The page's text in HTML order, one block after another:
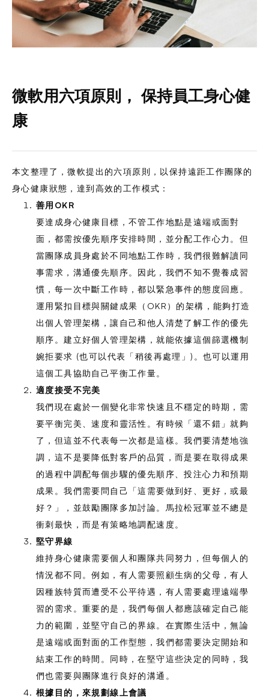
微軟用六項原則， 保持員工身心健
康
本文整理了，微軟提出的六項原則，以保持遠距工作團隊的
身心健康狀態，達到高效的工作模式：
善用OKR
要達成身心健康目標，不管工作地點是遠端或面對
面，都需按優先順序安排時間，並分配工作心力。但
當團隊成員身處於不同地點工作時，我們很難解讀同
事需求，溝通優先順序。因此，我們不知不覺養成習
慣，每一次中斷工作時，都以緊急事件的態度回應。
運用緊扣目標與關鍵成果（OKR）的架構，能夠打造
出個人管理架構，讓自己和他人清楚了解工作的優先
順序。建立好個人管理架構，就能依據這個篩選機制
婉拒要求 (也可以代表「稍後再處理」)。也可以運用
這個工具協助自己平衡工作量。
適度接受不完美
我們現在處於一個變化非常快速且不穩定的時期，需
要平衡完美、速度和靈活性。有時候「還不錯」就夠
了，但這並不代表每一次都是這樣。我們要清楚地強
調，這不是要降低對客戶的品質，而是要在取得成果
的過程中調配每個步驟的優先順序、投注心力和預期
成果。我們需要問自己「這需要做到好、更好，或最
好？」，並鼓勵團隊多加討論。馬拉松冠軍並不總是
衝刺最快，而是有策略地調配速度。
堅守界線
維持身心健康需要個人和團隊共同努力，但每個人的
情況都不同。例如，有人需要照顧生病的父母，有人
因種族特質而遭受不公平待遇，有人需要處理遠端學
習的需求。重要的是，我們每個人都應該確定自己能
力的範圍，並堅守自己的界線。在實際生活中，無論
是遠端或面對面的工作型態，我們都需要決定開始和
結束工作的時間。同時，在堅守這些決定的同時，我
們也需要與團隊進行良好的溝通。
根據目的，來規劃線上會議